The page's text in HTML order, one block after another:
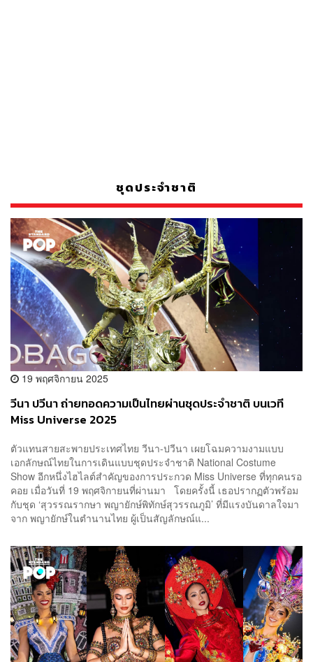
ชุดประจำชาติ
19 พฤศจิกายน 2025
วีนา ปวีนา ถ่ายทอดความเป็นไทยผ่านชุดประจำชาติ บนเวที
Miss Universe 2025
ตัวแทนสายสะพายประเทศไทย วีนา-ปวีนา เผยโฉมความงามแบบ
เอกลักษณ์ไทยในการเดินแบบชุดประจำชาติ National Costume
Show อีกหนึ่งไฮไลต์สำคัญของการประกวด Miss Universe ที่ทุกคนรอ
คอย เมื่อวันที่ 19 พฤศจิกายนที่ผ่านมา โดยครั้งนี้ เธอปรากฏตัวพร้อม
กับชุด ‘สุวรรณรากษา พญายักษ์พิทักษ์สุวรรณภูมิ’ ที่มีแรงบันดาลใจมา
จาก พญายักษ์ในตำนานไทย ผู้เป็นสัญลักษณ์แ...